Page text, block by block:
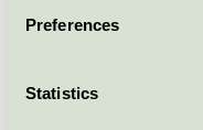
Preferences
Statistics
16-p
Blockljus och